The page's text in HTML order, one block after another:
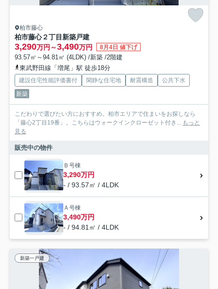
柏市藤心
柏市藤心２丁目新築戸建
3,290万円～3,490万円 8月4日 値下げ
93.57㎡～94.81㎡ (4LDK) /新築 /2階建
東武野田線「増尾」駅 徒歩18分
建設住宅性能評価書付 閑静な住宅地 耐震構造
公共下水
新築
こだわりで選びたい方におすすめ。柏市エリアで住まいをお探しなら
「藤心2丁目19番」。こちらはウォークインクローゼット付き...
もっと
見る
販売中の物件
Ｂ号棟
3,290万円
- / 93.57㎡ / 4LDK
Ａ号棟
3,490万円
- / 94.81㎡ / 4LDK
新築一戸建